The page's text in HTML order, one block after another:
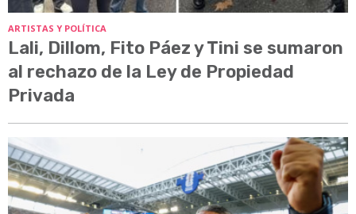
ARTISTAS Y POLÍTICA
Lali, Dillom, Fito Páez y Tini se sumaron
al rechazo de la Ley de Propiedad
Privada